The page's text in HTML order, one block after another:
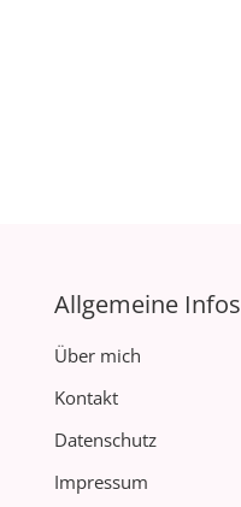
Allgemeine Infos
Über mich
Kontakt
Datenschutz
Impressum